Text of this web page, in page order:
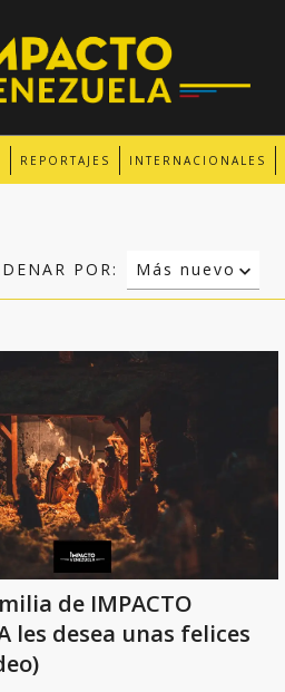
REPORTAJES INTERNACIONALES
POR:
Más nuevo
Relevancia
de IMPACTO
les desea unas felices